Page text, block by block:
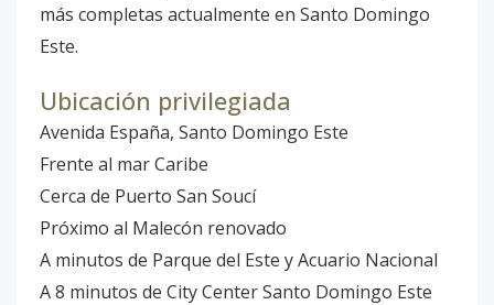
más completas actualmente en Santo Domingo
Este.
Ubicación privilegiada
Avenida España, Santo Domingo Este
Frente al mar Caribe
Cerca de Puerto San Soucí
Próximo al Malecón renovado
A minutos de Parque del Este y Acuario Nacional
A 8 minutos de City Center Santo Domingo Este